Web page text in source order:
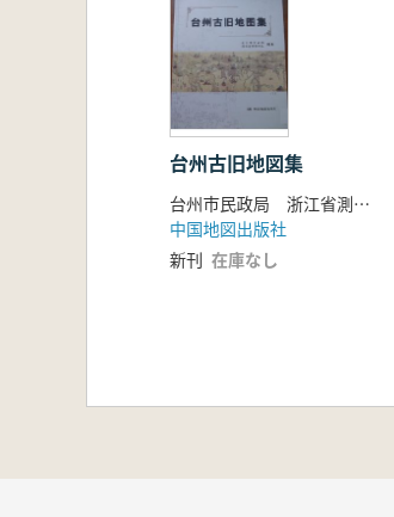
台州古旧地図集
台州市民政局 浙江省測絵大隊
中国地図出版社
新刊 在庫なし